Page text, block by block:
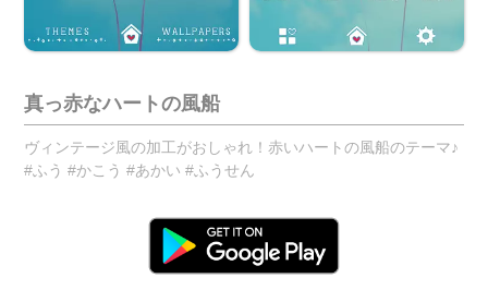
真っ赤なハートの風船
ヴィンテージ風の加工がおしゃれ！赤いハートの風船のテーマ♪
#ふう #かこう #あかい #ふうせん